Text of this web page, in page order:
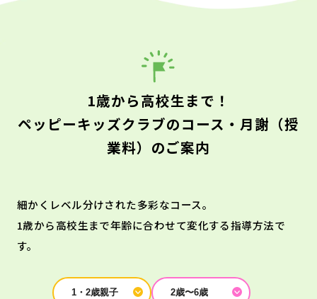
1歳から高校生まで！
ペッピーキッズクラブのコース・月謝（授
業料）のご案内
細かくレベル分けされた多彩なコース。
1歳から高校生まで年齢に合わせて変化する指導方法で
す。
1・2歳親子 2歳〜6歳